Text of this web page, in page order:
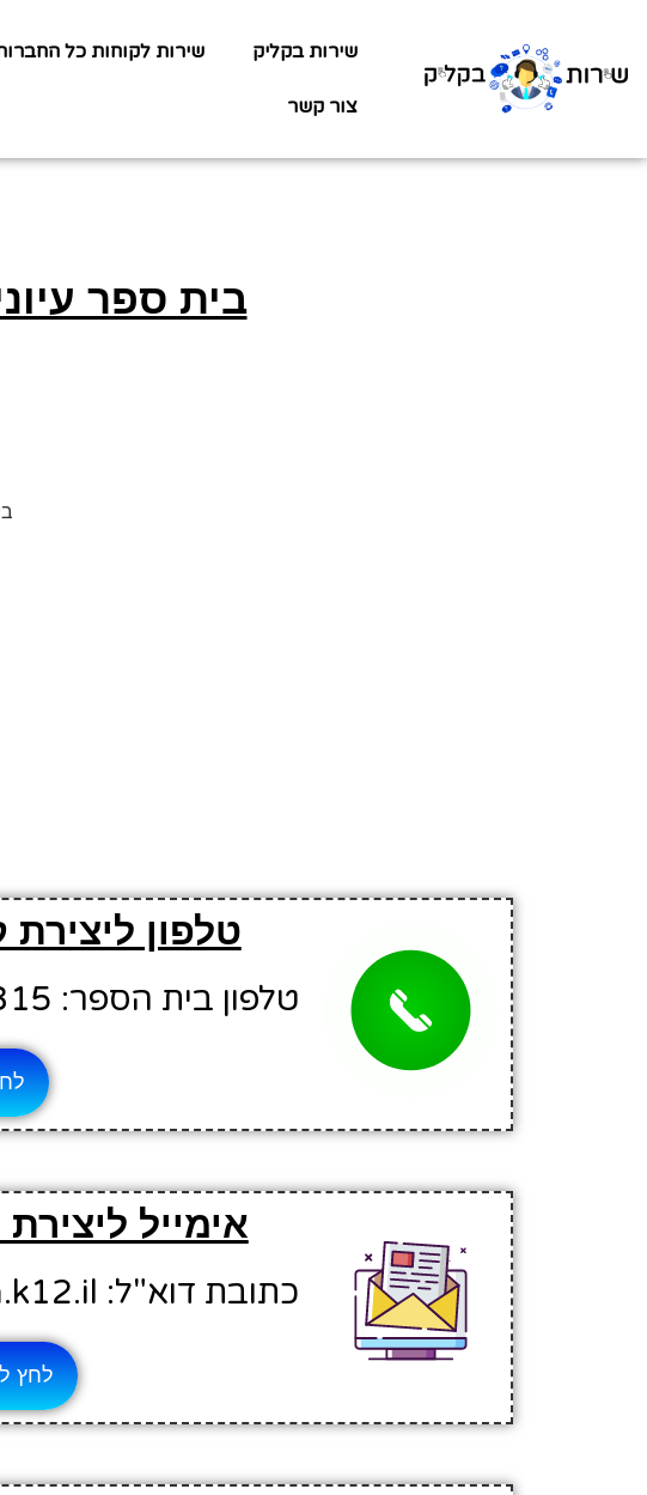
שירות בקליק שירות לקוחות כל
צור קשר
בית ספר
טלפון
טלפון בית הספר: 03-9245315
אימייל
כתובת דוא"ל: benaiahshl@hinuchm.k12.il
לחץ